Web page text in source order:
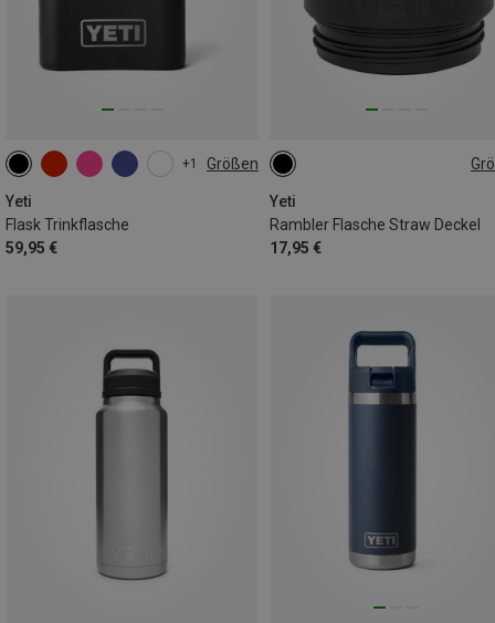
+1 Größen
Yeti
Flask Trinkflasche
59,95 €
207ML
Yeti
Rambler Flasche Straw Deckel
17,95 €
ONE SIZE